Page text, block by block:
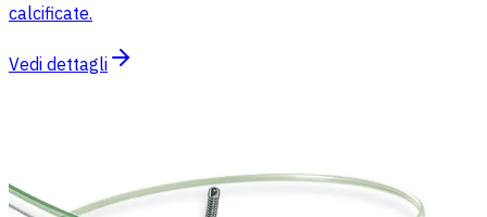
calcificate.
Vedi dettagli